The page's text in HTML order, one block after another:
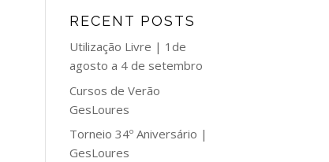
RECENT POSTS
Utilização Livre | 1de
agosto a 4 de setembro
Cursos de Verão
GesLoures
Torneio 34º Aniversário |
GesLoures